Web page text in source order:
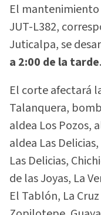
El
JUT-L382,
Juticalpa, se
a 2:00 de la tarde.
El corte afectará
Talanquera,
aldea Los Pozos,
aldea Las
Las Delicias,
de las Joyas, La
El Tablón, La